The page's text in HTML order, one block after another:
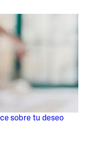
sobre tu deseo